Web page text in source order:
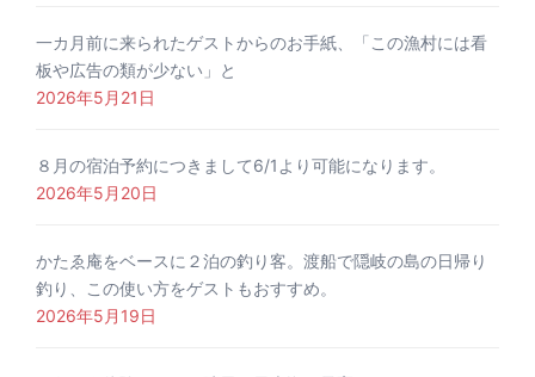
一カ月前に来られたゲストからのお手紙、「この漁村には看
板や広告の類が少ない」と
2026年5月21日
８月の宿泊予約につきまして6/1より可能になります。
2026年5月20日
かたゑ庵をベースに２泊の釣り客。渡船で隠岐の島の日帰り
釣り、この使い方をゲストもおすすめ。
2026年5月19日